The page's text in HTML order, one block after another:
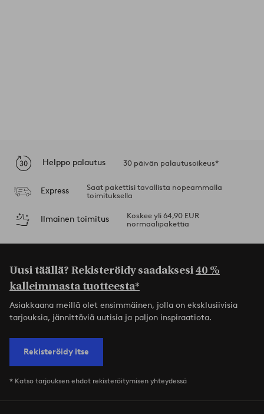
Helppo palautus 30 päivän palautusoikeus*
Express
Saat pakettisi tavallista nopeammalla
toimituksella
Ilmainen toimitus
Koskee yli 64,90 EUR
normaalipakettia
Uusi täällä? Rekisteröidy saadaksesi40 %
kalleimmasta tuotteesta*
Asiakkaana meillä olet ensimmäinen, jolla on eksklusiivisia
tarjouksia, jännittäviä uutisia ja paljon inspiraatiota.
Rekisteröidy itse
* Katso tarjouksen ehdot rekisteröitymisen yhteydessä